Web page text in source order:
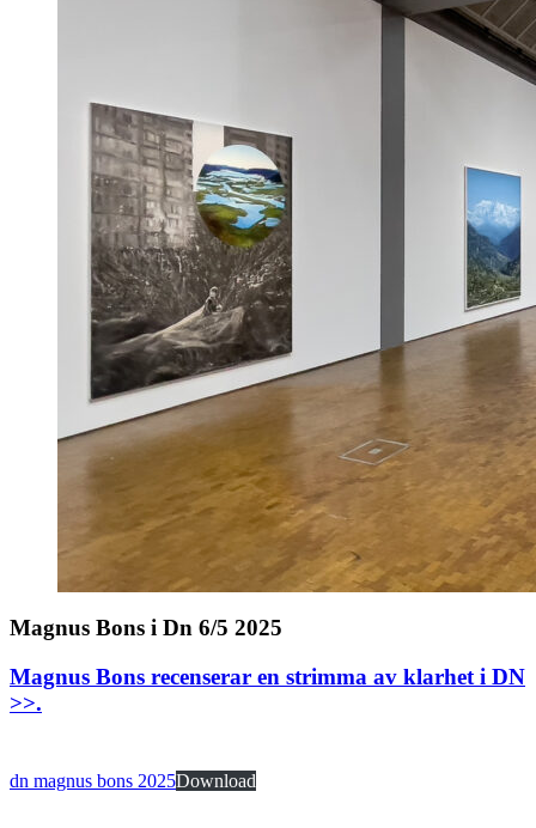
Magnus Bons i Dn 6/5 2025
Magnus Bons recenserar en strimma av klarhet i DN
>>.
dn magnus bons 2025Download